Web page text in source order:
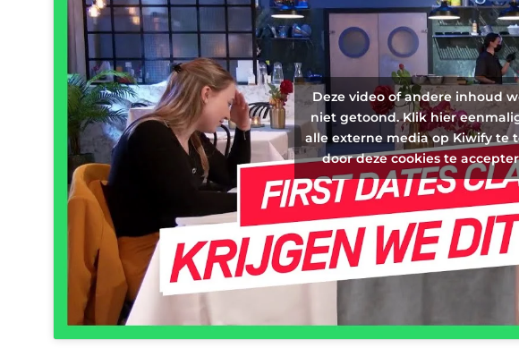
Deze video of andere inhoud
niet getoond. Klik hier
alle externe media op Kiwify te
door deze cookies te